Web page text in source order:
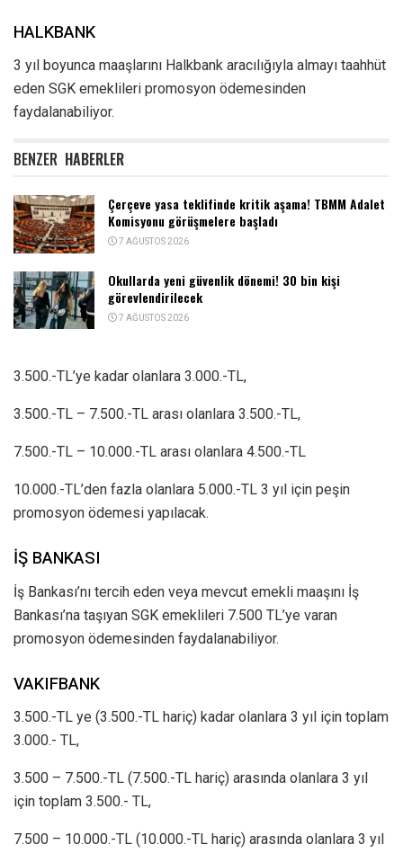
HALKBANK
3 yıl boyunca maaşlarını Halkbank aracılığıyla almayı taahhüt
eden SGK emeklileri promosyon ödemesinden
faydalanabiliyor.
BENZER HABERLER
Çerçeve yasa teklifinde kritik aşama! TBMM Adalet
Komisyonu görüşmelere başladı
7 AĞUSTOS 2026
Okullarda yeni güvenlik dönemi! 30 bin kişi
görevlendirilecek
7 AĞUSTOS 2026
3.500.-TL’ye kadar olanlara 3.000.-TL,
3.500.-TL – 7.500.-TL arası olanlara 3.500.-TL,
7.500.-TL – 10.000.-TL arası olanlara 4.500.-TL
10.000.-TL’den fazla olanlara 5.000.-TL 3 yıl için peşin
promosyon ödemesi yapılacak.
İŞ BANKASI
İş Bankası’nı tercih eden veya mevcut emekli maaşını İş
Bankası’na taşıyan SGK emeklileri 7.500 TL’ye varan
promosyon ödemesinden faydalanabiliyor.
VAKIFBANK
3.500.-TL ye (3.500.-TL hariç) kadar olanlara 3 yıl için toplam
3.000.- TL,
3.500 – 7.500.-TL (7.500.-TL hariç) arasında olanlara 3 yıl
için toplam 3.500.- TL,
7.500 – 10.000.-TL (10.000.-TL hariç) arasında olanlara 3 yıl